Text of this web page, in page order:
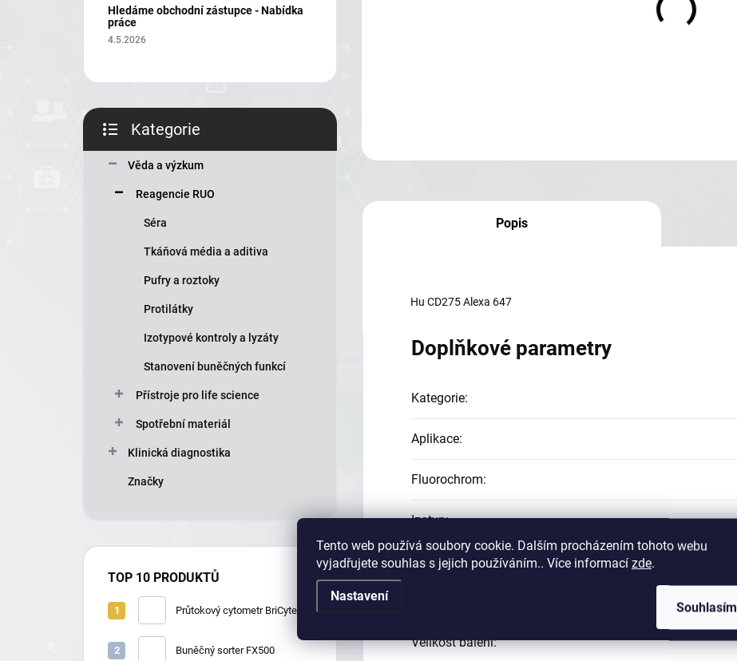
Tento web používá soubory cookie. Dalším procházením tohoto webu
vyjadřujete souhlas s jejich používáním.. Více informací zde.
Nastavení
Souhlasím
e
Hledáme obchodní zástupce - Nabídka
práce
4.5.2026
kategorie
Kategorie
Věda a výzkum
Reagencie RUO
Séra
Tkáňová média a aditiva
Pufry a roztoky
Protilátky
Izotypové kontroly a lyzáty
Stanovení buněčných funkcí
Přístroje pro life science
Spotřební materiál
Klinická diagnostika
Značky
TOP 10 PRODUKTŮ
Průtokový cytometr BriCyte E6
Buněčný sorter FX500
Popis
Hu CD275 Alexa 647
Doplňkové parametry
Kategorie:
Aplikace:
Fluorochrom:
Izotyp:
Klon :
Velikost balení: